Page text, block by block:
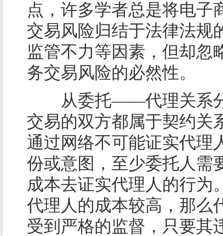
点，许多学者总是将电子
交易风险归结于法律法规
监管不力等因素，但却忽
务交易风险的必然性。
从委托——代理关系分
交易的双方都属于契约关
通过网络不可能证实代理
份或意图，至少委托人需
成本去证实代理人的行为
代理人的成本较高，那么
受到严格的监督，只要其